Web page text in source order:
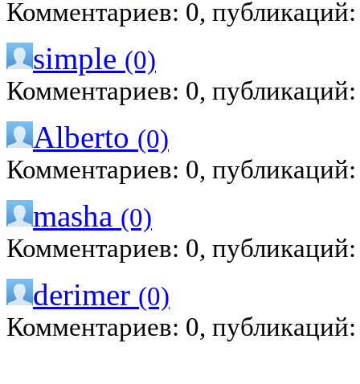
Комментариев: 0,
simple (0)
Комментариев: 0,
Alberto (0)
Комментариев: 0,
masha (0)
Комментариев: 0,
derimer (0)
Комментариев: 0,